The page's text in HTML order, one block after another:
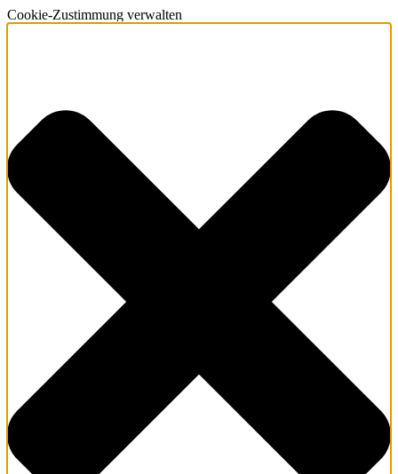
Cookie-Zustimmung verwalten